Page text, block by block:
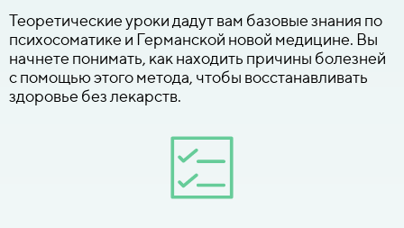
Теоретические уроки дадут вам базовые знания по
психосоматике и Германской новой медицине. Вы
начнете понимать, как находить причины болезней
с помощью этого метода, чтобы восстанавливать
здоровье без лекарств.